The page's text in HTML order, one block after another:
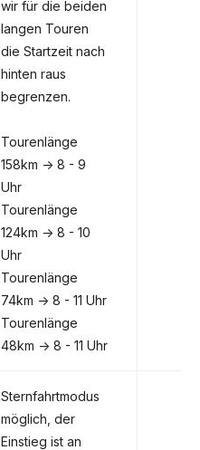
wir für die beiden
langen Touren
die Startzeit nach
hinten raus
begrenzen.
Tourenlänge
158km -> 8 - 9
Uhr
Tourenlänge
124km -> 8 - 10
Uhr
Tourenlänge
74km -> 8 - 11 Uhr
Tourenlänge
48km -> 8 - 11 Uhr
Sternfahrtmodus
möglich, der
Einstieg ist an